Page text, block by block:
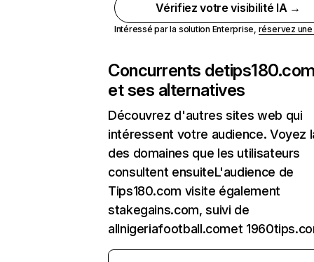
Vérifiez votre visibilité IA →
Intéressé par la solution Enterprise, réservez
Concurrents de
et ses alternatives
Découvrez d'autres sites web qui
intéressent votre audience. Voyez
des domaines que les utilisateurs
consultent ensuiteL'audience de
Tips180.com visite également
stakegains.com, suivi de
allnigeriafootball.comet